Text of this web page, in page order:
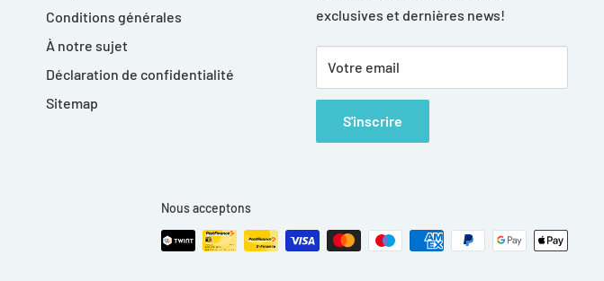
Conditions générales
À notre sujet
Déclaration de confidentialité
Sitemap
exclusives et dernières news!
Votre email
S'inscrire
Nous acceptons